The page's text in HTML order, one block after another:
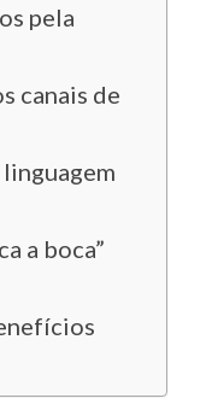
pela
canais de
a boca”